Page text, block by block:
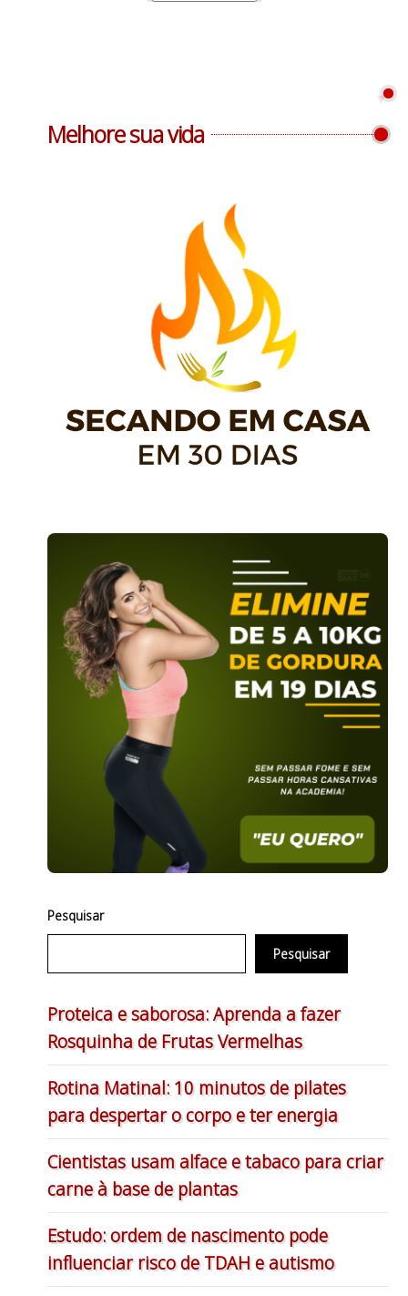
Melhore sua vida
Pesquisar
Pesquisar
Proteica e saborosa: Aprenda a fazer
Rosquinha de Frutas Vermelhas
Rotina Matinal: 10 minutos de pilates
para despertar o corpo e ter energia
Cientistas usam alface e tabaco para criar
carne à base de plantas
Estudo: ordem de nascimento pode
influenciar risco de TDAH e autismo